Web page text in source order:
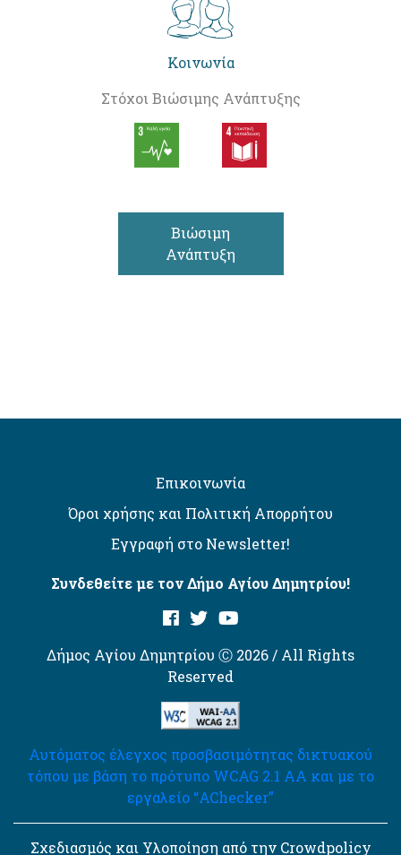
Κοινωνία
Στόχοι Βιώσιμης Ανάπτυξης
Βιώσιμη
Ανάπτυξη
Επικοινωνία
Όροι χρήσης και Πολιτική Απορρήτου
Εγγραφή στο Newsletter!
Συνδεθείτε με τον Δήμο Αγίου Δημητρίου!
Δήμος Αγίου Δημητρίου Ⓒ 2026 / All Rights
Reserved
Αυτόματος έλεγχος προσβασιμότητας δικτυακού
τόπου με βάση το πρότυπο WCAG 2.1 AA και με το
εργαλείο “AChecker”
Σχεδιασμός και Υλοποίηση από την Crowdpolicy